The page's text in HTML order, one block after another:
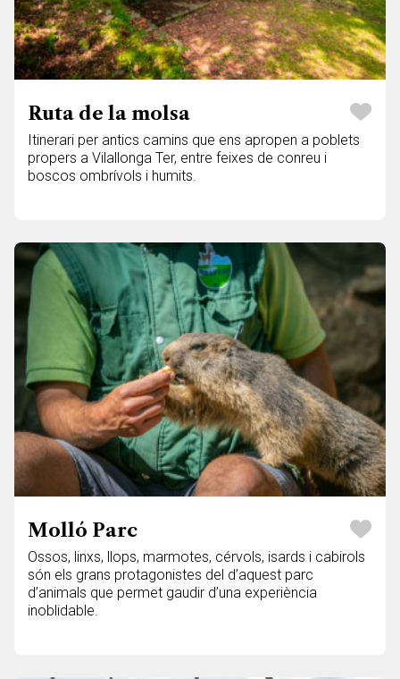
Ruta de la molsa
Itinerari per antics camins que ens apropen a poblets
propers a Vilallonga Ter, entre feixes de conreu i
boscos ombrívols i humits.
Molló Parc
Ossos, linxs, llops, marmotes, cérvols, isards i cabirols
són els grans protagonistes del d’aquest parc
d’animals que permet gaudir d’una experiència
inoblidable.